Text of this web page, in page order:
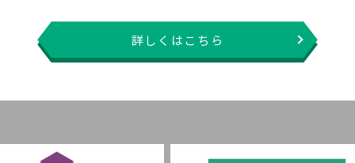
詳しくはこちら